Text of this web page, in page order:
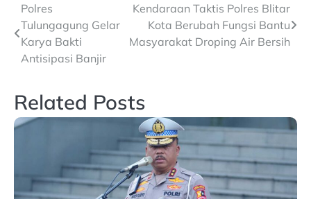
Post
navigation
Polres
Tulungagung Gelar
Karya Bakti
Antisipasi Banjir
Kendaraan Taktis Polres Blitar
Kota Berubah Fungsi Bantu
Masyarakat Droping Air Bersih
Related Posts